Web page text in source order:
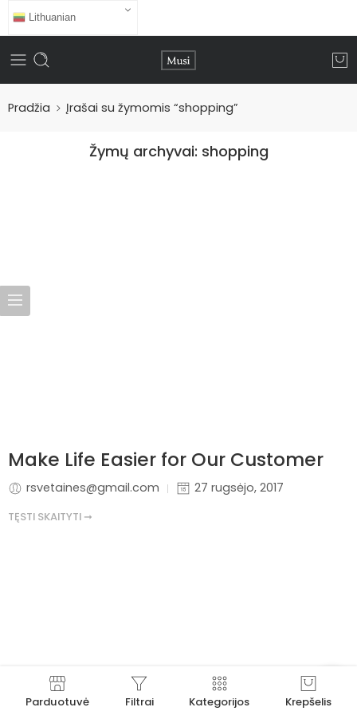
Lithuanian
Pradžia Įrašai su žymomis “shopping”
Žymų archyvai: shopping
Make Life Easier for Our Customer
rsvetaines@gmail.com 27 rugsėjo, 2017
TĘSTI SKAITYTI ➞
Parduotuvė Filtrai Kategorijos Krepšelis